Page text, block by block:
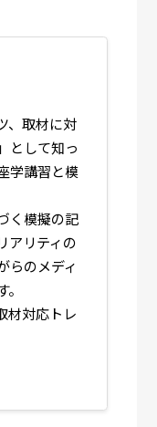
、取材に対
として知っ
学講習と模
く模擬の記
アリティの
らのメディ
材対応トレ